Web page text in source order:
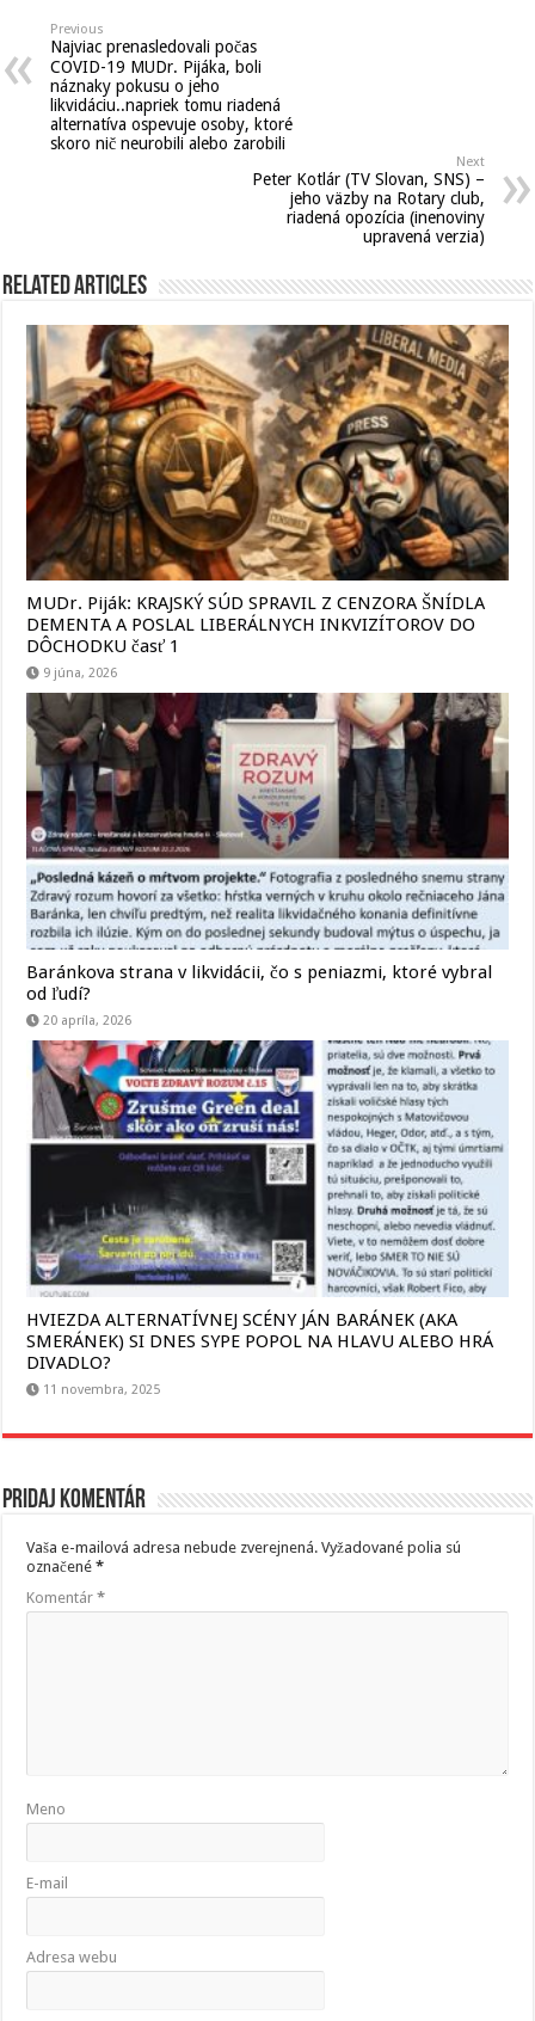
Previous
Najviac prenasledovali počas
COVID-19 MUDr. Pijáka, boli
náznaky pokusu o jeho
likvidáciu..napriek tomu riadená
alternatíva ospevuje osoby, ktoré
skoro nič neurobili alebo zarobili
Next
Peter Kotlár (TV Slovan, SNS) –
jeho väzby na Rotary club,
riadená opozícia (inenoviny
upravená verzia)
Related Articles
MUDr. Piják: KRAJSKÝ SÚD SPRAVIL Z CENZORA ŠNÍDLA
DEMENTA A POSLAL LIBERÁLNYCH INKVIZÍTOROV DO
DÔCHODKU časť 1
9 júna, 2026
Baránkova strana v likvidácii, čo s peniazmi, ktoré vybral
od ľudí?
20 apríla, 2026
HVIEZDA ALTERNATÍVNEJ SCÉNY JÁN BARÁNEK (AKA
SMERÁNEK) SI DNES SYPE POPOL NA HLAVU ALEBO HRÁ
DIVADLO?
11 novembra, 2025
Pridaj komentár
Vaša e-mailová adresa nebude zverejnená. Vyžadované polia sú
označené*
Komentár*
Meno
E-mail
Adresa webu